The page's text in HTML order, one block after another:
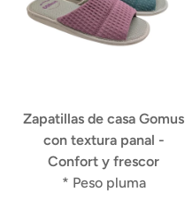
Zapatillas de casa Gomus
con textura panal -
Confort y frescor
* Peso pluma